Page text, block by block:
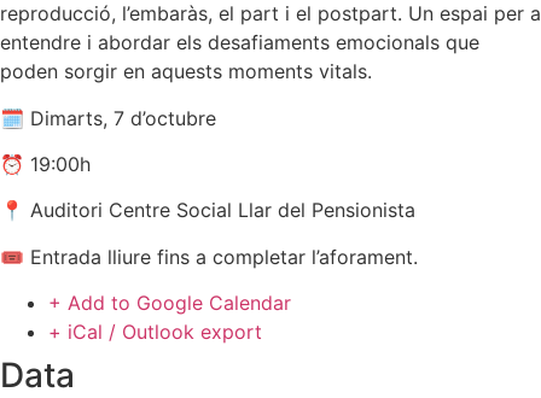
reproducció, l’embaràs, el part i el postpart. Un espai per a
entendre i abordar els desafiaments emocionals que
poden sorgir en aquests moments vitals.
🗓️ Dimarts, 7 d’octubre
⏰ 19:00h
📍 Auditori Centre Social Llar del Pensionista
🎟️ Entrada lliure fins a completar l’aforament.
+ Add to Google Calendar
+ iCal / Outlook export
Data